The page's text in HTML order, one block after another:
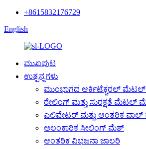
+8615832176729
English
ಮುಖಪುಟ
ಉತ್ಪನ್ನಗಳು
ಮುಂಭಾಗದ ಆರ್ಕಿಟೆಕ್ಚರಲ್ ಮೆಟಲ್
ರೇಲಿಂಗ್ ಮತ್ತು ಸುರಕ್ಷತೆ ಮೆಟಲ್
ಎಲಿವೇಟರ್ ಮತ್ತು ಆಂತರಿಕ ವಾಲ್
ಅಲಂಕಾರಿಕ ಸೀಲಿಂಗ್ ಮೆಶ್
ಆಂತರಿಕ ವಿಭಜನಾ ಜಾಲರಿ